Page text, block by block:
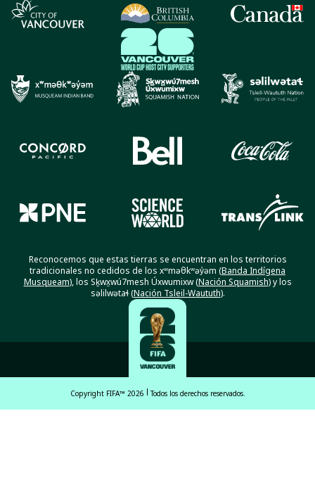
Reconocemos que estas tierras se encuentran en los territorios
tradicionales no cedidos de los xʷməθkʷəy̓əm (Banda Indígena
Musqueam), los Sḵwx̱wú7mesh Úxwumixw (Nación Squamish) y los
səlilwətaɬ (Nación Tsleil-Waututh).
Copyright FIFA™ 2026 Todos los derechos reservados.